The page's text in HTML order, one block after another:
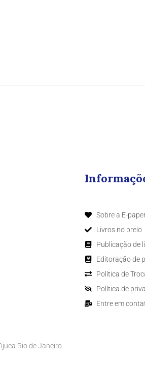
Rio de Janeiro
Sobre a E-
Livros no prelo
Publicação de
Editoração de
Política de
Política de
Entre em